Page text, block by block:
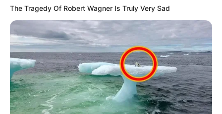
Confira a primeira lista nacional das cidades que já pagam
ou formalizaram o pagamento do novo Piso Nacional dos ACS e
ACE.
—Foto/Reprodução.
The Tragedy Of Robert Wagner Is Truly Very Sad